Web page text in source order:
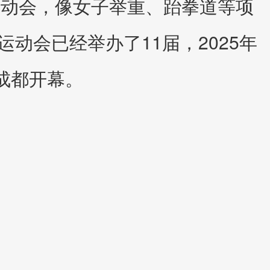
会，像女子举重、跆拳道等项
动会已经举办了11届，2025年
开幕。